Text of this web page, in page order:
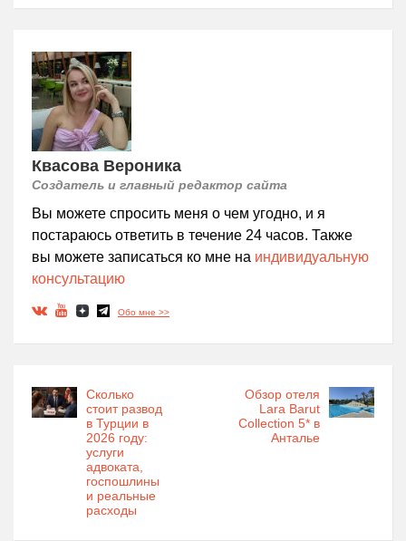
Квасова Вероника
Создатель и главный редактор сайта
Вы можете спросить меня о чем угодно, и я
постараюсь ответить в течение 24 часов. Также
вы можете записаться ко мне на индивидуальную
консультацию
Обо мне >>
Сколько
стоит развод
в Турции в
2026 году:
услуги
адвоката,
госпошлины
и реальные
расходы
Обзор отеля
Lara Barut
Collection 5* в
Анталье